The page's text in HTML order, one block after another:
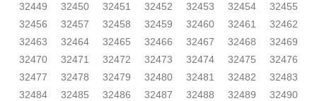
32449
32450 32451 32452 32453 32454
32455
32456
32457 32458 32459 32460 32461
32462
32463
32464 32465 32466 32467 32468
32469
32470
32471 32472 32473 32474 32475
32476
32477
32478 32479 32480 32481 32482
32483
32484
32485 32486 32487 32488 32489
32490